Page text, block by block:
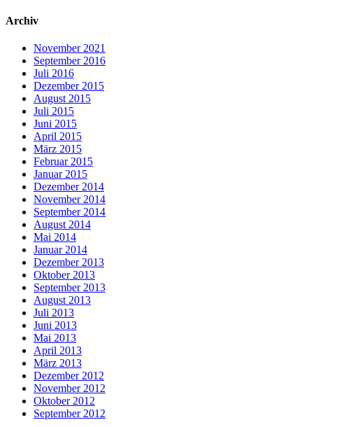
Archiv
November 2021
September 2016
Juli 2016
Dezember 2015
August 2015
Juli 2015
Juni 2015
April 2015
März 2015
Februar 2015
Januar 2015
Dezember 2014
November 2014
September 2014
August 2014
Mai 2014
Januar 2014
Dezember 2013
Oktober 2013
September 2013
August 2013
Juli 2013
Juni 2013
Mai 2013
April 2013
März 2013
Dezember 2012
November 2012
Oktober 2012
September 2012